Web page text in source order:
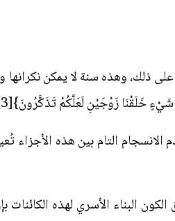
ذلك، وهذه سنة لا يمكن نكرانها
خَلَقْنَا زَوْجَيْنِ لَعَلَّكُمْ تَذَكَّرُونَ}[3].
الانسجام التام بين هذه الأجزاء
البناء الأسري لهذه الكائنات